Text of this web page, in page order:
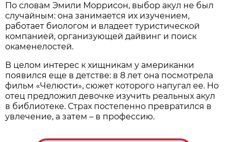
По словам Эмили Моррисон, выбор акул не был
случайным: она занимается их изучением,
работает биологом и владеет туристической
компанией, организующей дайвинг и поиск
окаменелостей.
В целом интерес к хищникам у американки
появился еще в детстве: в 8 лет она посмотрела
фильм «Челюсти», сюжет которого напугал ее. Но
отец предложил девочке изучить реальных акул
в библиотеке. Страх постепенно превратился в
увлечение, а затем – в профессию.